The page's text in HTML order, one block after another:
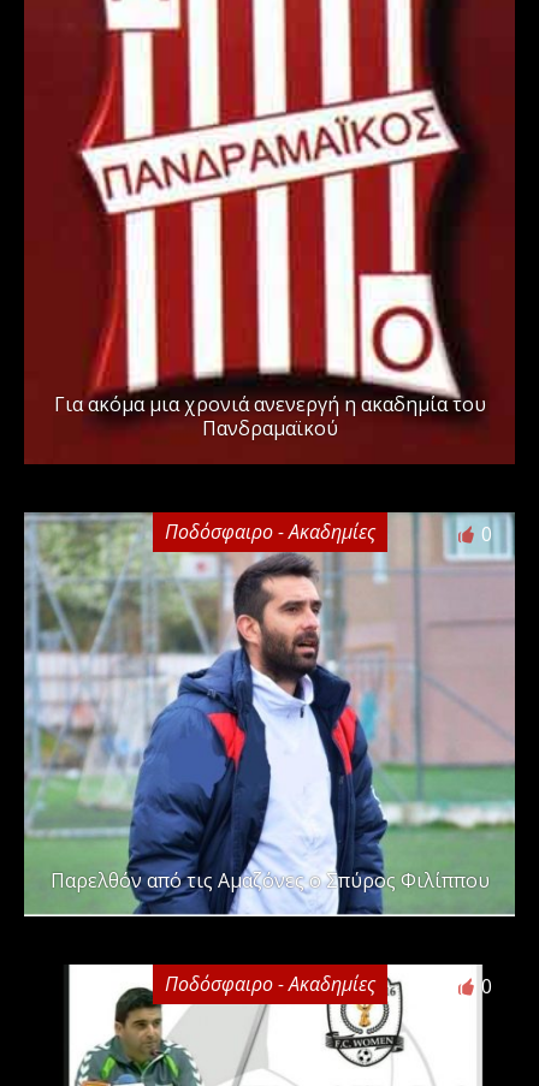
Για ακόμα μια χρονιά ανενεργή η ακαδημία του
Πανδραμαϊκού
Ποδόσφαιρο - Ακαδημίες 0
Παρελθόν από τις Αμαζόνες ο Σπύρος Φιλίππου
Ποδόσφαιρο - Ακαδημίες 0